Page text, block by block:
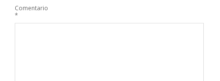
Comentario
*